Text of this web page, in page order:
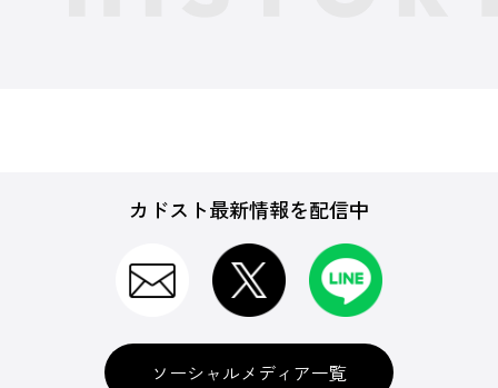
カドスト最新情報を配信中
ソーシャルメディア一覧